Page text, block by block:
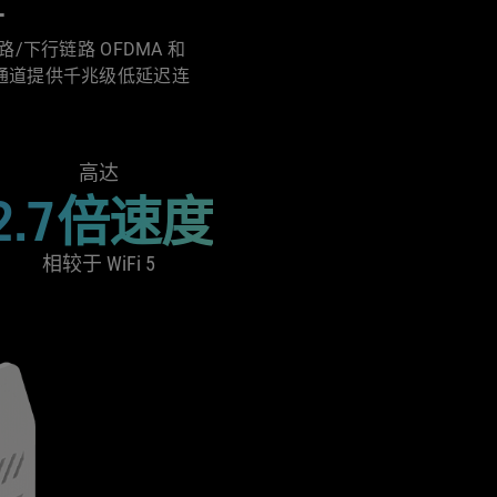
/下行链路 OFDMA 和
道提供千兆级低延迟连
高达
倍速度
相较于 WiFi 5